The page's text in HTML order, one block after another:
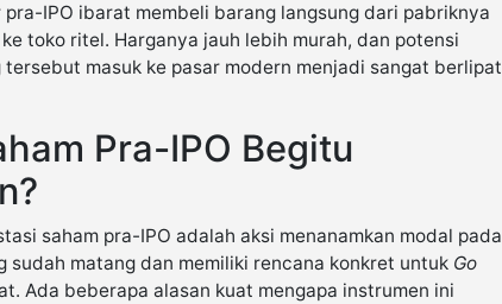
IPO ibarat membeli barang langsung dari pabriknya
toko ritel. Harganya jauh lebih murah, dan potensi
masuk ke pasar modern menjadi sangat berlipat
Pra-IPO Begitu
saham pra-IPO adalah aksi menanamkan modal pada
sudah matang dan memiliki rencana konkret untuk Go
Ada beberapa alasan kuat mengapa instrumen ini